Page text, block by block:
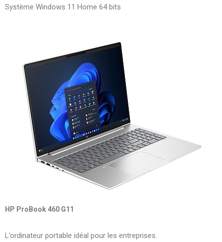
Système Windows 11 Home 64 bits
HP ProBook 460 G11
L’ordinateur portable idéal pour les entreprises.